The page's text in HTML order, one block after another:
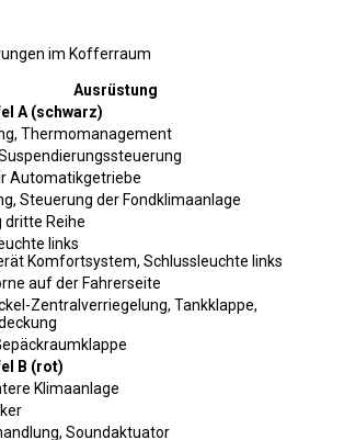
im Kofferraum
Ausrüstung
A (schwarz)
Thermomanagement
Automatikgetriebe
Steuerung der Fondklimaanlage
Reihe
links
Komfortsystem, Schlussleuchte links
auf der Fahrerseite
Zentralverriegelung, Tankklappe,
B (rot)
Klimaanlage
Soundaktuator